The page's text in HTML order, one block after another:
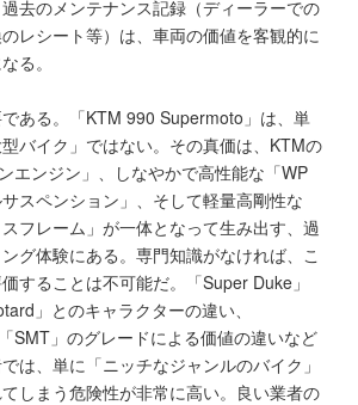
去のメンテナンス記録（ディーラーでの
レシート等）は、車両の価値を客観的に
る。
ある。「KTM 990 Supermoto」は、単
バイク」ではない。その真価は、KTMの
エンジン」、しなやかで高性能な「WP
スペンション」、そして軽量高剛性な
スフレーム」が一体となって生み出す、過
グ体験にある。専門知識がなければ、こ
することは不可能だ。「Super Duke」
」とのキャラクターの違い、
SMT」のグレードによる価値の違いなど
は、単に「ニッチなジャンルのバイク」
しまう危険性が非常に高い。良い業者の